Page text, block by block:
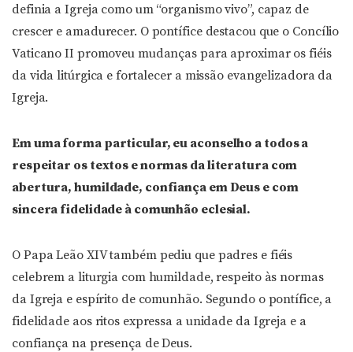
definia a Igreja como um “organismo vivo”, capaz de
crescer e amadurecer. O pontífice destacou que o Concílio
Vaticano II promoveu mudanças para aproximar os fiéis
da vida litúrgica e fortalecer a missão evangelizadora da
Igreja.
Em uma forma particular, eu aconselho a todos a
respeitar os textos e normas da literatura com
abertura, humildade, confiança em Deus e com
sincera fidelidade à comunhão eclesial.
O Papa Leão XIV também pediu que padres e fiéis
celebrem a liturgia com humildade, respeito às normas
da Igreja e espírito de comunhão. Segundo o pontífice, a
fidelidade aos ritos expressa a unidade da Igreja e a
confiança na presença de Deus.